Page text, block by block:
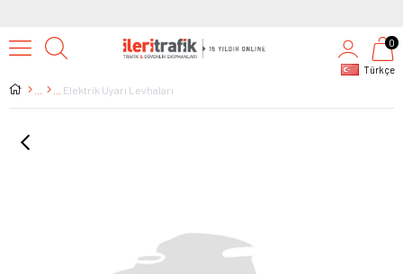
Türkçe
0
Elektrik Uyarı Levhaları